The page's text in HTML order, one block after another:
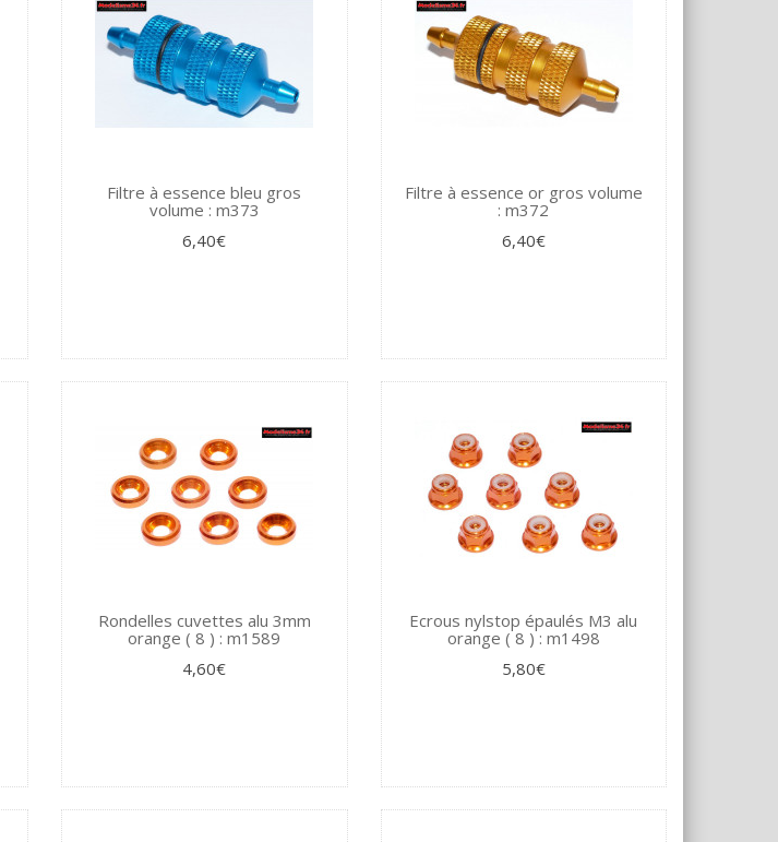
Filtre à essence bleu gros
volume : m373
6,40€
Filtre à essence or gros volume
: m372
6,40€
Rondelles cuvettes alu 3mm
orange ( 8 ) : m1589
4,60€
Ecrous nylstop épaulés M3 alu
orange ( 8 ) : m1498
5,80€